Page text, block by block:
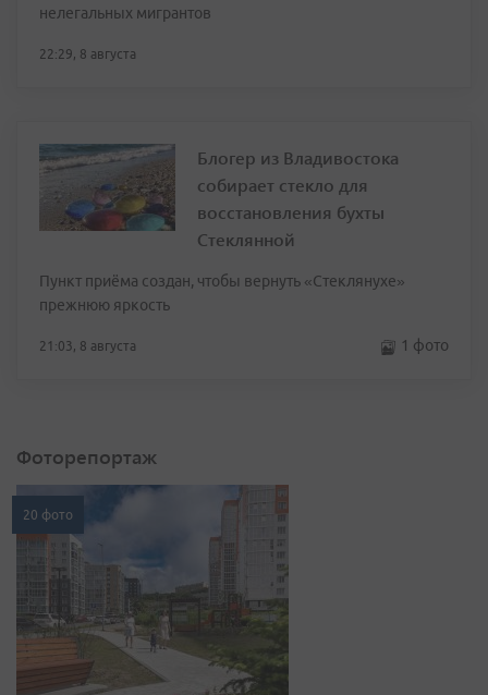
нелегальных мигрантов
22:29, 8 августа
Блогер из Владивостока
собирает стекло для
восстановления бухты
Стеклянной
Пункт приёма создан, чтобы вернуть «Стеклянухе»
прежнюю яркость
21:03, 8 августа 1 фото
Фоторепортаж
20 фото